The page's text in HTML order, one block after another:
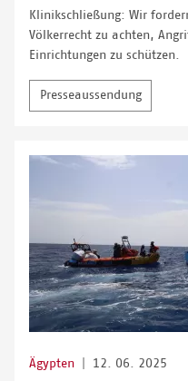
Klinikschließung: Wir
Völkerrecht zu achten,
Einrichtungen zu schützen.
Presseaussendung
Ägypten 12. 06. 2025